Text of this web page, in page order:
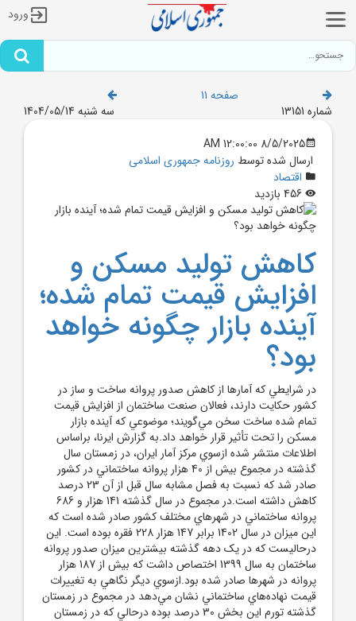
ورود
صفحه 11
شماره 13151
سه شنبه 1404/05/14
8/5/2025 12:00:00 AM
ارسال شده توسط روزنامه جمهوری اسلامی
اقتصاد
کاهش توليد مسکن و
افزايش قيمت تمام شده؛
آينده بازار چگونه خواهد
بود؟
در شرايطي که آمارها از کاهش صدور پروانه ساخت و ساز در
کشور حکايت دارند، فعالان صنعت ساختمان از افزايش قيمت
تمام شده ساخت سخن مي‌گويند؛ موضوعي که آينده بازار
مسکن را تحت تأثير قرار خواهد داد.به گزارش ايرنا، براساس
اطلاعات منتشر شده ازسوي مرکز آمار ايران، در زمستان سال
گذشته در مجموع بيش از 40 هزار پروانه ساختماني در کشور
صادر شد که نسبت به فصل مشابه سال قبل از آن 23 درصد
کاهش داشته است.در مجموع در سال گذشته 141 هزار و 686
پروانه ساختماني در شهرهاي مختلف کشور صادر شده است که
اين ميزان در سال 1402 برابر 147 هزار 228 فقره بوده است. اين
درحاليست که در يک دهه گذشته بيشترين ميزان صدور پروانه
ساختمان به سال 1399 اختصاص داشت که بيش از 187 هزار
پروانه در شهرها صادر شده بود.ازسوي ديگر نگاهي به تغييرات
قيمت نهاده‌هاي ساختماني نشان مي‌دهد در مجموع در زمستان
گذشته تورم اين بخش 30 درصد بوده درحالي که در زمستان